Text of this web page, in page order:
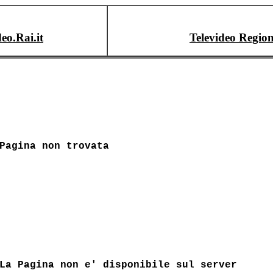
Televideo
Pagina non trovata
La Pagina non e' disponibile sul server